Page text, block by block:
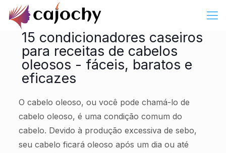
15 condicionadores caseiros
para receitas de cabelos
oleosos - fáceis, baratos e
eficazes
O cabelo oleoso, ou você pode chamá-lo de
cabelo oleoso, é uma condição comum do
cabelo. Devido à produção excessiva de sebo,
seu cabelo ficará oleoso após um dia ou até